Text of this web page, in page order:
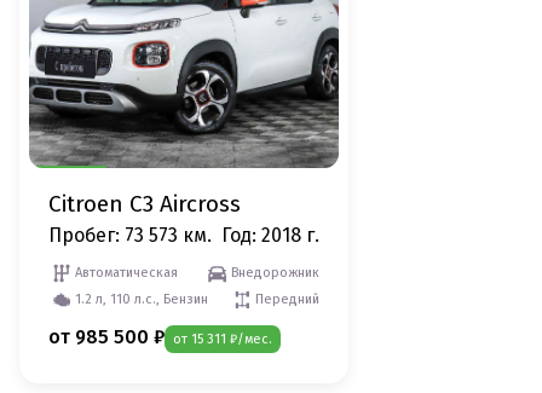
Citroen C3 Aircross
Пробег: 73 573 км. Год: 2018 г.
Автоматическая
Внедорожник
1.2 л, 110 л.с., Бензин
Передний
от 985 500 ₽ от 15 311 ₽/мес.